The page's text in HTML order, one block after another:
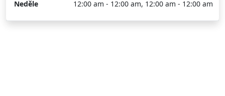
Neděle 12:00 am - 12:00 am, 12:00 am - 12:00 am